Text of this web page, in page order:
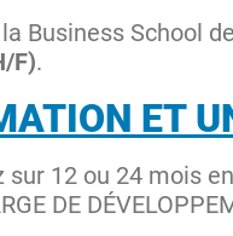
la Business School
F).
ET
sur 12 ou 24 mois
DE